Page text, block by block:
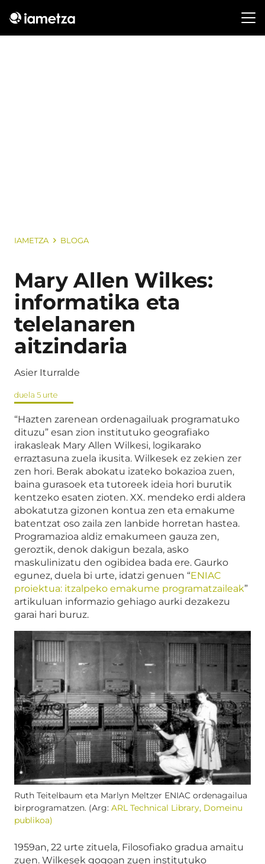
IAMETZA BLOGA
Mary Allen Wilkes:
informatika eta
telelanaren
aitzindaria
Asier Iturralde
duela 5 urte
“Hazten zarenean ordenagailuak programatuko
dituzu” esan zion institutuko geografiako
irakasleak Mary Allen Wilkesi, logikarako
erraztasuna zuela ikusita. Wilkesek ez zekien zer
zen hori. Berak abokatu izateko bokazioa zuen,
baina gurasoek eta tutoreek ideia hori burutik
kentzeko esaten zioten. XX. mendeko erdi aldera
abokatutza gizonen kontua zen eta emakume
batentzat oso zaila zen lanbide horretan hastea.
Programazioa aldiz emakumeen gauza zen,
geroztik, denok dakigun bezala, asko
maskulinizatu den ogibidea bada ere. Gaurko
egunez, duela bi urte, idatzi genuen “ENIAC
proiektua: itzalpeko emakume programatzaileak”
artikuluan informazio gehiago aurki dezakezu
garai hari buruz.
Ruth Teitelbaum eta Marlyn Meltzer ENIAC ordenagailua
birprogramatzen. (Arg: ARL Technical Library, Domeinu
publikoa)
1959an, 22 urte zituela, Filosofiako gradua amaitu
zuen. Wilkesek gogoan zuen institutuko